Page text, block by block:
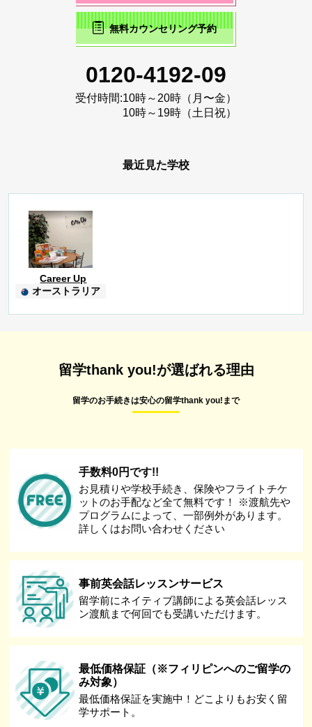
無料カウンセリング予約
0120-4192-09
受付時間:10時～20時（月〜金）
10時～19時（土日祝）
最近見た学校
Career Up
オーストラリア
留学thank you!が選ばれる理由
留学のお手続きは安心の留学thank you!まで
手数料0円です!!
お見積りや学校手続き、保険やフライトチケ
ットのお手配など全て無料です！ ※渡航先や
プログラムによって、一部例外があります。
詳しくはお問い合わせください
事前英会話レッスンサービス
留学前にネイティブ講師による英会話レッス
ン渡航まで何回でも受講いただけます。
最低価格保証（※フィリピンへのご留学の
み対象）
最低価格保証を実施中！どこよりもお安く留
学サポート。